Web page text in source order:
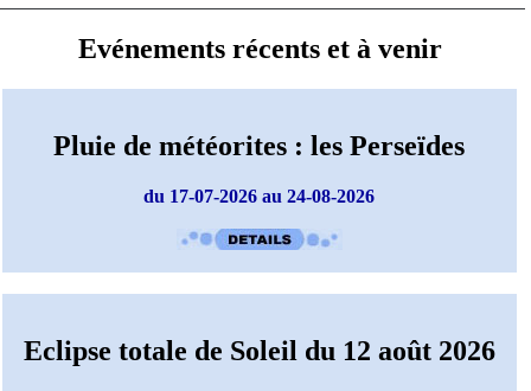
Evénements récents et à venir
Pluie de météorites : les Perseïdes
du 17-07-2026 au 24-08-2026
Eclipse totale de Soleil du 12 août 2026